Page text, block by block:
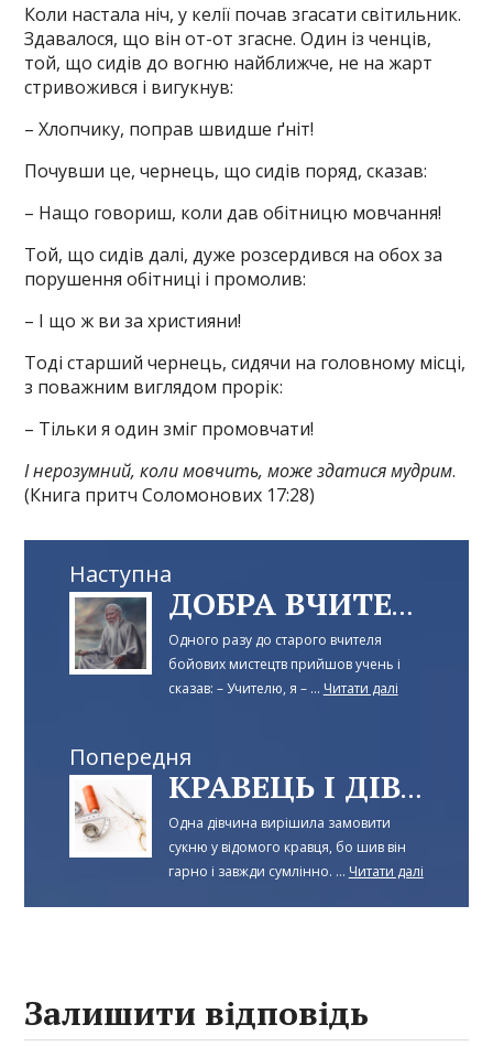
Коли настала ніч, у келії почав згасати світильник.
Здавалося, що він от-от згасне. Один із ченців,
той, що сидів до вогню найближче, не на жарт
стривожився і вигукнув:
– Хлопчику, поправ швидше ґніт!
Почувши це, чернець, що сидів поряд, сказав:
– Нащо говориш, коли дав обітницю мовчання!
Той, що сидів далі, дуже розсердився на обох за
порушення обітниці і промолив:
– І що ж ви за християни!
Тоді старший чернець, сидячи на головному місці,
з поважним виглядом прорік:
– Тільки я один зміг промовчати!
І нерозумний, коли мовчить, може здатися мудрим.
(Книга притч Соломонових 17:28)
Наступна
ДОБРА ВЧИТЕЛЬСЬКА ПОРАДА
Одного разу до старого вчителя
бойових мистецтв прийшов учень і
сказав: – Учителю, я – ... Читати далі
Попередня
КРАВЕЦЬ І ДІВЧИНА
Одна дівчина вирішила замовити
сукню у відомого кравця, бо шив він
гарно і завжди сумлінно. ... Читати далі
Залишити відповідь